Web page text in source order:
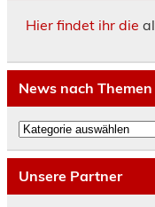
Hier findet ihr die
News nach Themen
News
nach
Themen
Unsere Partner